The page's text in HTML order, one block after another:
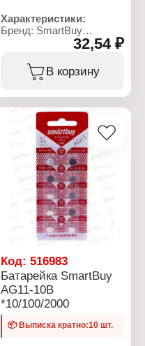
Размер: 144х84х62 мм
Длина провода питания:
130 см
Расстояние между
FM-радио: нет
Характеристики:
Бренд: SmartBuy
Артикул: SBZA-A10-6B
Тип товара: Батарейка
Назначение: для
DA230, PR70, PR230L
Химическое свойство:
воздушно-цинковая
Напряжение: 1,45 В
Количество в упаковке: 6
Размер: 5,8x5,8х3,6 мм
Условия хранения: от -20
до +35 С
Упаковка: блистер
32,54 ₽
В корзину
Код:516983
Батарейка SmartBuy
AG11-10B
*10/100/2000
📦 Выписка кратно:10 шт.